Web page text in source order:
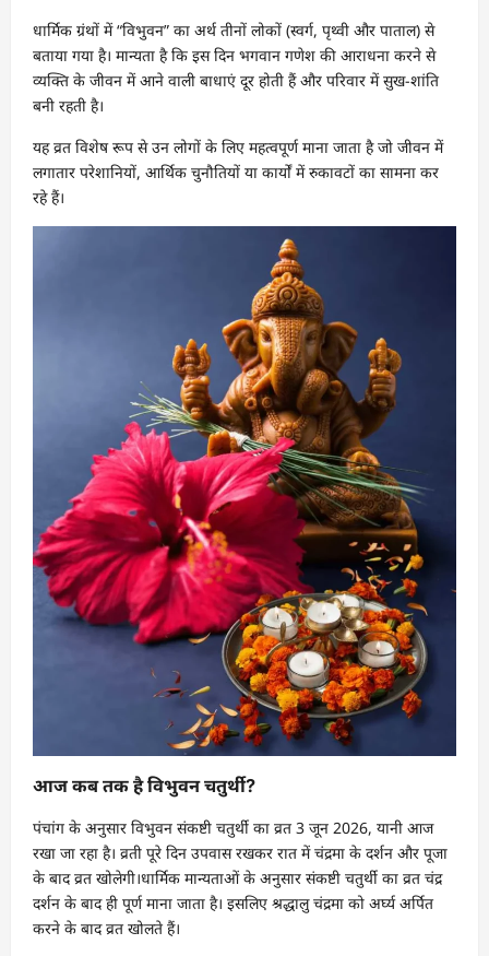
धार्मिक ग्रंथों में “विभुवन” का अर्थ तीनों लोकों (स्वर्ग, पृथ्वी और पाताल) से
बताया गया है। मान्यता है कि इस दिन भगवान गणेश की आराधना करने से
व्यक्ति के जीवन में आने वाली बाधाएं दूर होती हैं और परिवार में सुख-शांति
बनी रहती है।
यह व्रत विशेष रूप से उन लोगों के लिए महत्वपूर्ण माना जाता है जो जीवन में
लगातार परेशानियों, आर्थिक चुनौतियों या कार्यों में रुकावटों का सामना कर
रहे हैं।
आज कब तक है विभुवन चतुर्थी?
पंचांग के अनुसार विभुवन संकष्टी चतुर्थी का व्रत 3 जून 2026, यानी आज
रखा जा रहा है। व्रती पूरे दिन उपवास रखकर रात में चंद्रमा के दर्शन और पूजा
के बाद व्रत खोलेगी।धार्मिक मान्यताओं के अनुसार संकष्टी चतुर्थी का व्रत चंद्र
दर्शन के बाद ही पूर्ण माना जाता है। इसलिए श्रद्धालु चंद्रमा को अर्घ्य अर्पित
करने के बाद व्रत खोलते हैं।